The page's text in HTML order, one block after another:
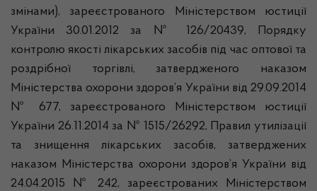
змінами), зареєстрованого Міністерством юстиції
України 30.01.2012 за № 126/20439, Порядку
контролю якості лікарських засобів під час оптової та
роздрібної торгівлі, затвердженого наказом
Міністерства охорони здоров’я України від 29.09.2014
№ 677, зареєстрованого Міністерством юстиції
України 26.11.2014 за № 1515/26292, Правил утилізації
та знищення лікарських засобів, затверджених
наказом Міністерства охорони здоров’я України від
24.04.2015 № 242, зареєстрованих Міністерством